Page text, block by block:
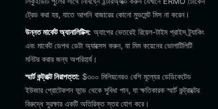
ট্রেড করা হয়, যাতে আপনি বাজারের কোনো মুভমেন্ট মিস না করেন।
উন্নত মার্কেট অ্যানালিটিক্স: অ্যাপের ভেতরেই রিয়েল-টাইম প্রাইস ট্র্যাকিং
এবং মার্কেট ডেপথ ডেটা অ্যাক্সেস করুন, যা মিম কয়েনের ভোলাটিলিটি
মনিটর করার জন্য অপরিহার্য।
স্মার্ট কন্ট্রাক্ট নিরাপত্তা: $৩০০ মিলিয়নেরও বেশি মূল্যের ডেডিকেটেড
ইউজার প্রোটেকশন ফান্ড থেকে সুবিধা পান, যা ক্ষতিকারক স্মার্ট কন্ট্রাক্টের
বিরুদ্ধে সুরক্ষার একটি অতিরিক্ত স্তর যোগ করে।